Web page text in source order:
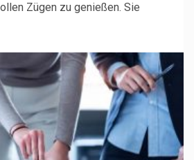
Zügen zu genießen. Sie